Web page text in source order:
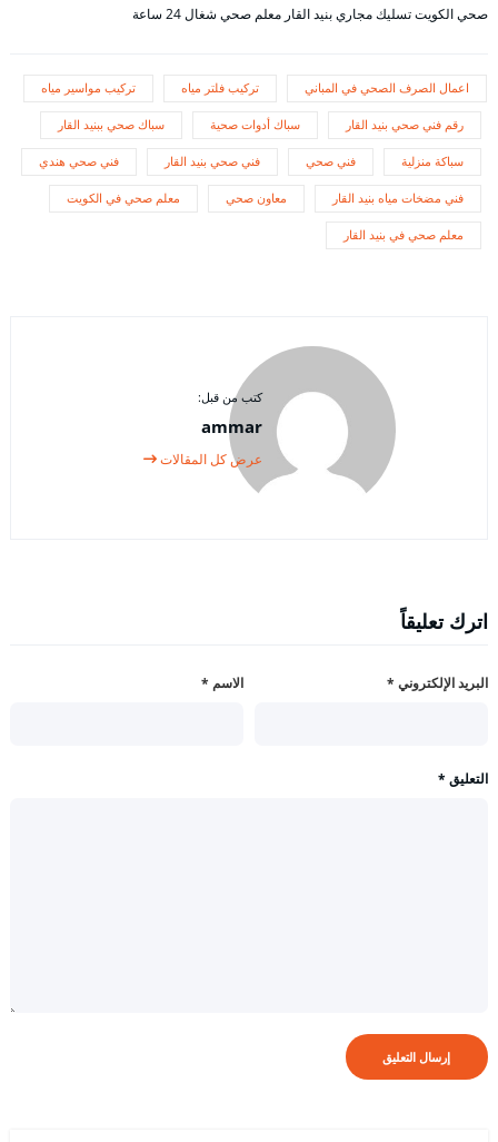
صحي الكويت تسليك مجاري بنيد القار معلم صحي شغال 24 ساعة
اعمال الصرف الصحي في المباني تركيب فلتر مياه تركيب مواسير مياه
رقم فني صحي بنيد القار سباك أدوات صحية سباك صحي ببنيد القار
سباكة منزلية فني صحي فني صحي بنيد القار فني صحي هندي
فني مضخات مياه بنيد القار معاون صحي معلم صحي في الكويت
معلم صحي في بنيد القار
كتب من قبل:
ammar
عرض كل المقالات
اترك تعليقاً
الاسم * البريد الإلكتروني *
التعليق *